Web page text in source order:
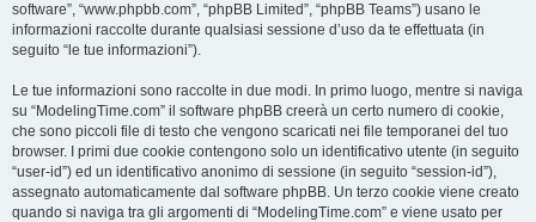
software”, “www.phpbb.com”, “phpBB Limited”, “phpBB Teams”) usano le
informazioni raccolte durante qualsiasi sessione d’uso da te effettuata (in
seguito “le tue informazioni”).
Le tue informazioni sono raccolte in due modi. In primo luogo, mentre si naviga
su “ModelingTime.com” il software phpBB creerà un certo numero di cookie,
che sono piccoli file di testo che vengono scaricati nei file temporanei del tuo
browser. I primi due cookie contengono solo un identificativo utente (in seguito
“user-id”) ed un identificativo anonimo di sessione (in seguito “session-id”),
assegnato automaticamente dal software phpBB. Un terzo cookie viene creato
quando si naviga tra gli argomenti di “ModelingTime.com” e viene usato per